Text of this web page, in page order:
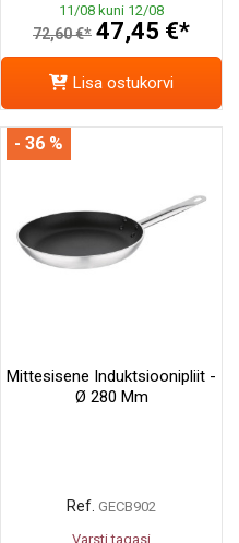
11/08 kuni 12/08
72,60 €* 47,45 €*
Lisa ostukorvi
Mittesisene Induktsioonipliit -
Ø 280 Mm
Ref. GECB902
Varsti tagasi
- 36 %